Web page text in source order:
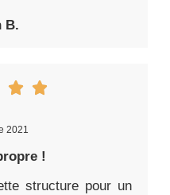
B.
2021
!
structure pour un